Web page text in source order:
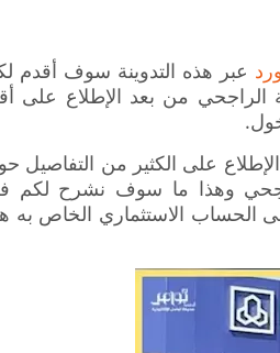
عبر هذه التدوينة سوف أقدم
الراجحي من بعد الإطلاع على
على الكثير من التفاصيل
وهذا ما سوف نشرح لكم
الحساب الاستثماري الخاص به